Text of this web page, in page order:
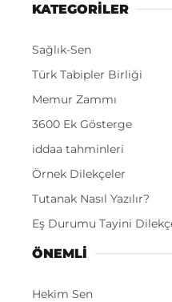
KATEGORİLER
Sağlık-Sen
Türk Tabipler Birliği
Memur Zammı
3600 Ek Gösterge
iddaa tahminleri
Örnek Dilekçeler
Tutanak Nasıl Yazılır?
Eş Durumu Tayini
ÖNEMLI
Hekim Sen